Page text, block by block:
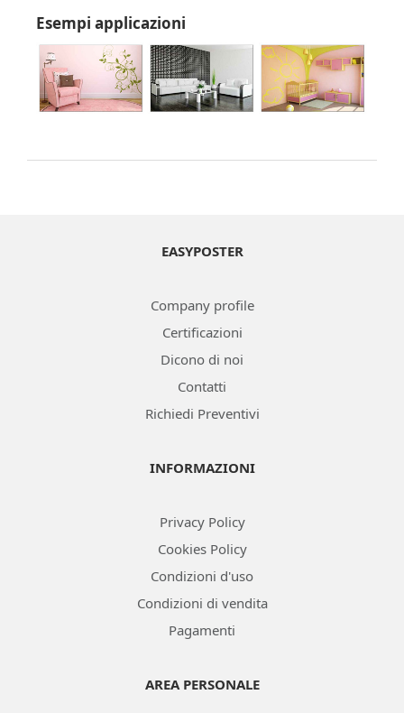
Esempi applicazioni
EASYPOSTER
Company profile
Certificazioni
Dicono di noi
Contatti
Richiedi Preventivi
INFORMAZIONI
Privacy Policy
Cookies Policy
Condizioni d'uso
Condizioni di vendita
Pagamenti
AREA PERSONALE